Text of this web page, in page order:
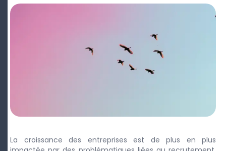
La croissance des entreprises est de plus en plus